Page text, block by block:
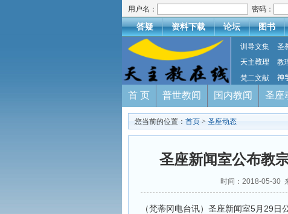
用户名： 密码：
答疑 资料下载 论坛 图书
训导文集 圣
天主教理
教
梵二文献
神
首 页 普世教闻 国内教闻 圣座
您当前的位置： 首页 > 圣座动态
圣座新闻室公布教
时间：2018-05-30
（梵蒂冈电台讯）圣座新闻室5月29